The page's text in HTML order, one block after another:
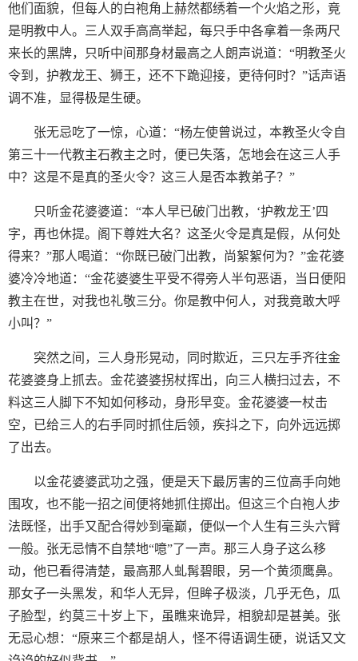
他们面貌，但每人的白袍角上赫然都绣着一个火焰之形，竟
是明教中人。三人双手高高举起，每只手中各拿着一条两尺
来长的黑牌，只听中间那身材最高之人朗声说道：“明教圣火
令到，护教龙王、狮王，还不下跪迎接，更待何时？”话声语
调不准，显得极是生硬。
张无忌吃了一惊，心道：“杨左使曾说过，本教圣火令自
第三十一代教主石教主之时，便已失落，怎地会在这三人手
中？这是不是真的圣火令？这三人是否本教弟子？”
只听金花婆婆道：“本人早已破门出教，‘护教龙王’四
字，再也休提。阁下尊姓大名？这圣火令是真是假，从何处
得来？”那人喝道：“你既已破门出教，尚絮絮何为？”金花婆
婆冷冷地道：“金花婆婆生平受不得旁人半句恶语，当日便阳
教主在世，对我也礼敬三分。你是教中何人，对我竟敢大呼
小叫？”
突然之间，三人身形晃动，同时欺近，三只左手齐往金
花婆婆身上抓去。金花婆婆拐杖挥出，向三人横扫过去，不
料这三人脚下不知如何移动，身形早变。金花婆婆一杖击
空，已给三人的右手同时抓住后领，疾抖之下，向外远远掷
了出去。
以金花婆婆武功之强，便是天下最厉害的三位高手向她
围攻，也不能一招之间便将她抓住掷出。但这三个白袍人步
法既怪，出手又配合得妙到毫巅，便似一个人生有三头六臂
一般。张无忌情不自禁地“噫”了一声。那三人身子这么移
动，他已看得清楚，最高那人虬髯碧眼，另一个黄须鹰鼻。
那女子一头黑发，和华人无异，但眸子极淡，几乎无色，瓜
子脸型，约莫三十岁上下，虽瞧来诡异，相貌却是甚美。张
无忌心想：“原来三个都是胡人，怪不得语调生硬，说话又文